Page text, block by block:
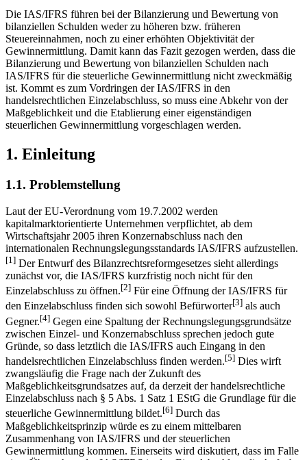
Die IAS/IFRS führen bei der Bilanzierung und Bewertung von
bilanziellen Schulden weder zu höheren bzw. früheren
Steuereinnahmen, noch zu einer erhöhten Objektivität der
Gewinnermittlung. Damit kann das Fazit gezogen werden, dass die
Bilanzierung und Bewertung von bilanziellen Schulden nach
IAS/IFRS für die steuerliche Gewinnermittlung nicht zweckmäßig
ist. Kommt es zum Vordringen der IAS/IFRS in den
handelsrechtlichen Einzelabschluss, so muss eine Abkehr von der
Maßgeblichkeit und die Etablierung einer eigenständigen
steuerlichen Gewinnermittlung vorgeschlagen werden.
1. Einleitung
1.1. Problemstellung
Laut der EU-Verordnung vom 19.7.2002 werden
kapitalmarktorientierte Unternehmen verpflichtet, ab dem
Wirtschaftsjahr 2005 ihren Konzernabschluss nach den
internationalen Rechnungslegungsstandards IAS/IFRS aufzustellen.
[1] Der Entwurf des Bilanzrechtsreformgesetzes sieht allerdings
zunächst vor, die IAS/IFRS kurzfristig noch nicht für den
Einzelabschluss zu öffnen.[2] Für eine Öffnung der IAS/IFRS für
den Einzelabschluss finden sich sowohl Befürworter[3] als auch
Gegner.[4] Gegen eine Spaltung der Rechnungslegungsgrundsätze
zwischen Einzel- und Konzernabschluss sprechen jedoch gute
Gründe, so dass letztlich die IAS/IFRS auch Eingang in den
handelsrechtlichen Einzelabschluss finden werden.[5] Dies wirft
zwangsläufig die Frage nach der Zukunft des
Maßgeblichkeitsgrundsatzes auf, da derzeit der handelsrechtliche
Einzelabschluss nach § 5 Abs. 1 Satz 1 EStG die Grundlage für die
steuerliche Gewinnermittlung bildet.[6] Durch das
Maßgeblichkeitsprinzip würde es zu einem mittelbaren
Zusammenhang von IAS/IFRS und der steuerlichen
Gewinnermittlung kommen. Einerseits wird diskutiert, dass im Falle